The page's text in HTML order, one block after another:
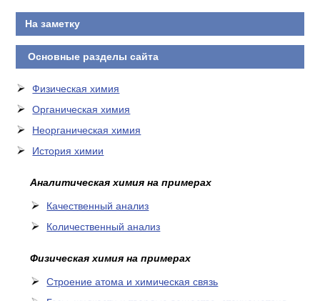
На заметку
Основные разделы сайта
Физическая химия
Органическая химия
Неорганическая химия
История химии
Аналитическая химия на примерах
Качественный анализ
Количественный анализ
Физическая химия на примерах
Cтроение атома и химическая связь